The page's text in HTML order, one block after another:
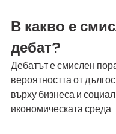
В какво е
дебат?
Дебатът е смислен
вероятността от
върху бизнеса и
икономическата среда.